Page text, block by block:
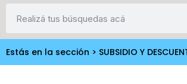
Estás en la sección > SUBSIDIO Y